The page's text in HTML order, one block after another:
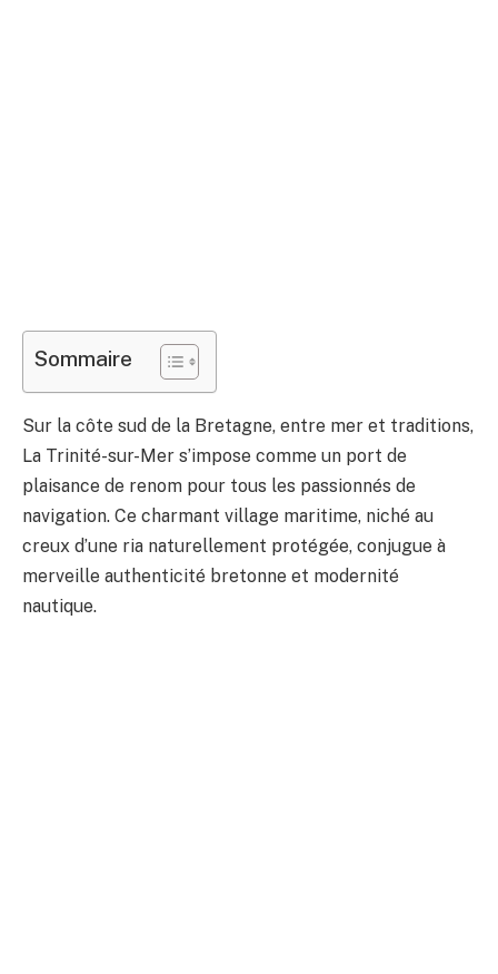
Sommaire
Sur la côte sud de la Bretagne, entre mer et traditions,
La Trinité-sur-Mer s’impose comme un port de
plaisance de renom pour tous les passionnés de
navigation. Ce charmant village maritime, niché au
creux d’une ria naturellement protégée, conjugue à
merveille authenticité bretonne et modernité
nautique.